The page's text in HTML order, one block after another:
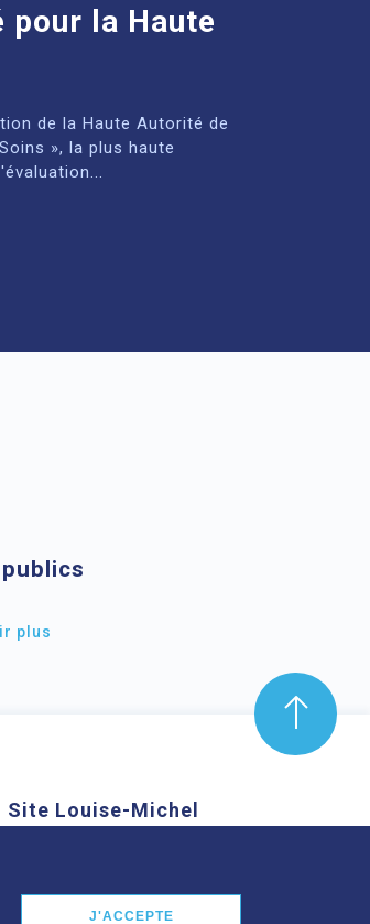
la Haute
de la Haute Autorité de
», la plus haute
plus
Site Louise-Michel
J'ACCEPTE